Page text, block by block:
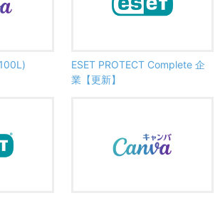
ESET PROTECT Complete 企
業【更新】